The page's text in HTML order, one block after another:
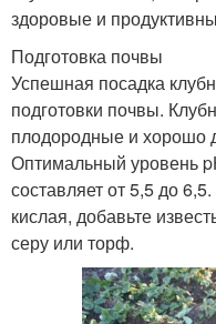
здоровые и
Подготовка почвы
Успешная посадка
подготовки почвы.
плодородные и хорошо
Оптимальный уровень
составляет от 5,5 до
кислая, добавьте
серу или торф.